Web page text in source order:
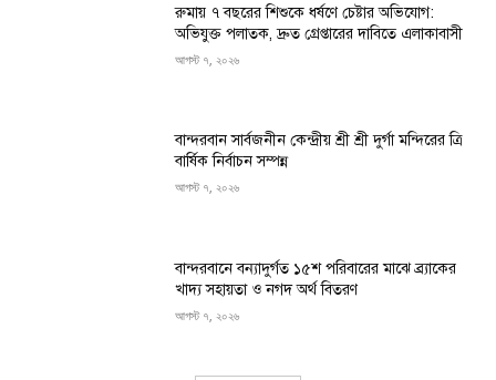
রুমায় ৭ বছরের শিশুকে ধর্ষণে চেষ্টার অভিযোগ:
অভিযুক্ত পলাতক, দ্রুত গ্রেপ্তারের দাবিতে এলাকাবাসী
আগস্ট ৭, ২০২৬
বান্দরবান সার্বজনীন কেন্দ্রীয় শ্রী শ্রী দুর্গা মন্দিরের ত্রি
বার্ষিক নির্বাচন সম্পন্ন
আগস্ট ৭, ২০২৬
বান্দরবানে বন্যাদুর্গত ১৫শ পরিবারের মাঝে ব্র্যাকের
খাদ্য সহায়তা ও নগদ অর্থ বিতরণ
আগস্ট ৭, ২০২৬